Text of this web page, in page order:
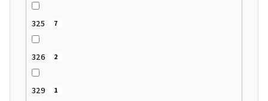
325 7
326 2
329 1